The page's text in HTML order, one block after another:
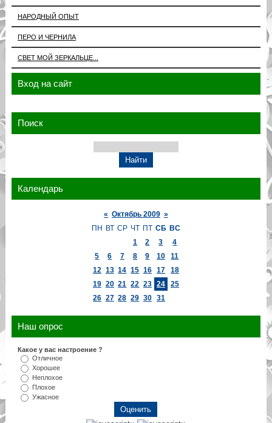
НАРОДНЫЙ ОПЫТ
ПЕРО И ЧЕРНИЛА
СВЕТ МОЙ ЗЕРКАЛЬЦЕ...
Вход на сайт
Поиск
Календарь
« Октябрь 2009 »
ПН ВТ СР ЧТ ПТ СБ ВС
1
2 3
4
5
6 7 8 9 10
11
12 13 14 15 16 17
18
19 20 21 22 23 24
25
26 27 28 29 30 31
Наш опрос
Какое у вас настроение ?
Отличное
Хорошее
Неплохое
Плохое
Ужасное